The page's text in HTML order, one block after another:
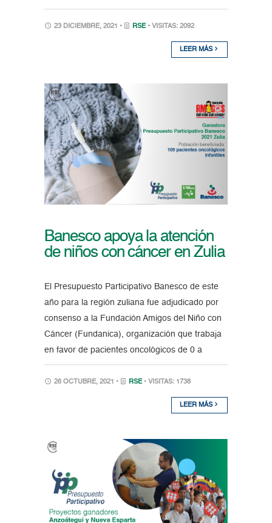
23 DICIEMBRE, 2021 • RSE • VISITAS: 2092
LEER MÁS
Banesco apoya la atención
de niños con cáncer en Zulia
El Presupuesto Participativo Banesco de este
año para la región zuliana fue adjudicado por
consenso a la Fundación Amigos del Niño con
Cáncer (Fundanica), organización que trabaja
en favor de pacientes oncológicos de 0 a
26 OCTUBRE, 2021 • RSE • VISITAS: 1738
LEER MÁS